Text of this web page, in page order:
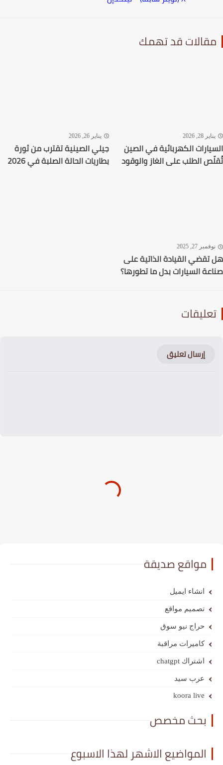
قد تهمك
28, 2026
الكهربائية في الصين
الطلب على الغاز والوقود
يناير 26, 2026
جيلي الصينية تقترب من ثورة
بطاريات الحالة الصلبة في 2026
27, 2025
القيادة الذاتية على
السيارات بدل ما تطورها؟
إرسال تعليق
مواقع صديقة
انشاء ايميل
تصميم مواقع
حراج نيو سوق
كاميرات مراقبة
اشتراك chatgpt
عرب سيد
koora live
بحث مخصص
المواضيع الاشهر لهذا الاسبوع